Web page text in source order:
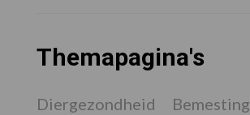
Themapagina's
Diergezondheid Bemesting